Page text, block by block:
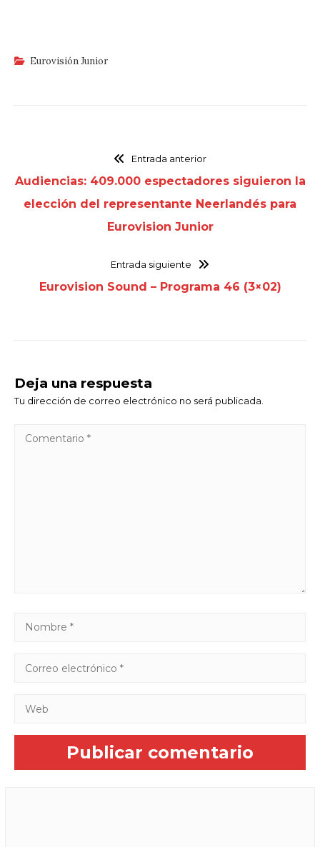
Eurovisión Junior
Entrada anterior
Audiencias: 409.000 espectadores siguieron la
elección del representante Neerlandés para
Eurovision Junior
Entrada siguiente
Eurovision Sound – Programa 46 (3×02)
Deja una respuesta
Tu dirección de correo electrónico no será publicada.